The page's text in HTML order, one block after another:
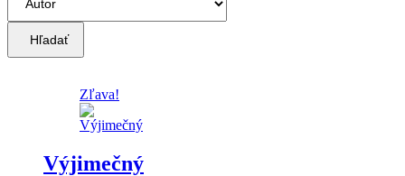
Hľadať
Zľava!
Výjimečný